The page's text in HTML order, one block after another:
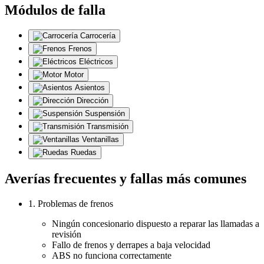
Módulos de falla
Carrocería
Frenos
Eléctricos
Motor
Asientos
Dirección
Suspensión
Transmisión
Ventanillas
Ruedas
Averías frecuentes y fallas más comunes
1. Problemas de frenos
Ningún concesionario dispuesto a reparar las llamadas a
revisión
Fallo de frenos y derrapes a baja velocidad
ABS no funciona correctamente